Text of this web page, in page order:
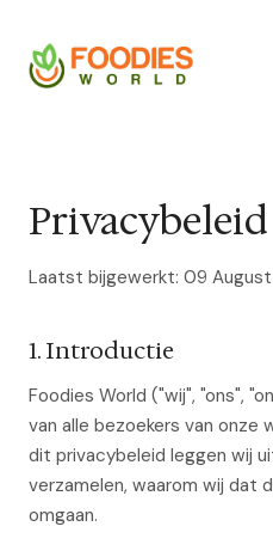
Privacybeleid
Laatst bijgewerkt: 09
1. Introductie
Foodies World ("wij", "ons",
van alle bezoekers van onze
dit privacybeleid leggen wij
verzamelen, waarom wij dat
omgaan.